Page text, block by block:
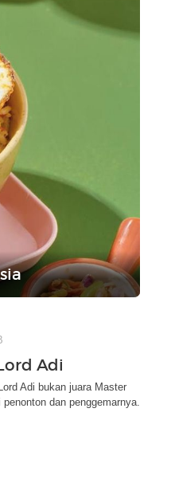
Adi
Adi bukan juara Master
dan penggemarnya.